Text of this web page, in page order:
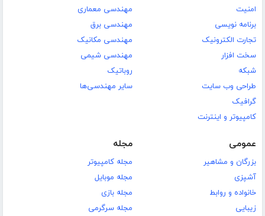
امنیت
برنامه نویسی
تجارت الکترونیک
سخت افزار
شبکه
طراحی وب سایت
گرافیک
کامپیوتر و اینترنت
مهندسی معماری
مهندسی برق
مهندسی مکانیک
مهندسی شیمی
روباتیک
سایر مهندسی‌ها
عمومی
بزرگان و مشاهیر
آشپزی
خانواده و روابط
زیبایی
مجله
مجله کامپیوتر
مجله موبایل
مجله بازی
مجله سرگرمی